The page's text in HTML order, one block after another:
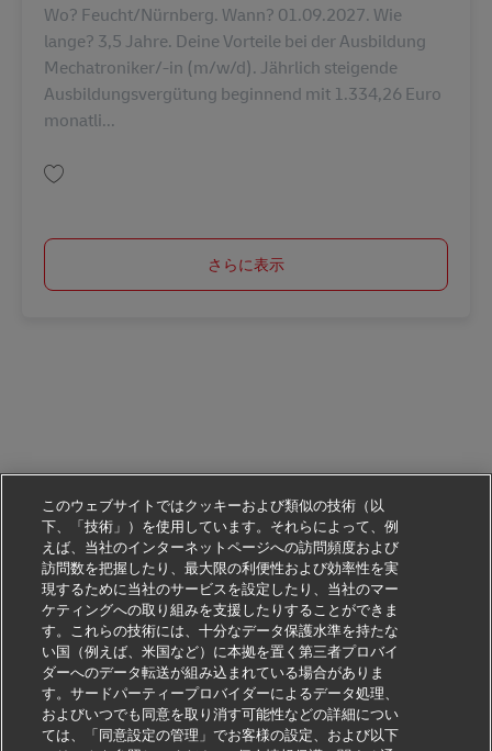
Wo? Feucht/Nürnberg. Wann? 01.09.2027. Wie
lange? 3,5 Jahre. Deine Vorteile bei der Ausbildung
Mechatroniker/-in (m/w/d). Jährlich steigende
Ausbildungsvergütung beginnend mit 1.334,26 Euro
monatli...
さらに表示
このウェブサイトではクッキーおよび類似の技術（以
下、「技術」）を使用しています。それらによって、例
えば、当社のインターネットページへの訪問頻度および
訪問数を把握したり、最大限の利便性および効率性を実
現するために当社のサービスを設定したり、当社のマー
ケティングへの取り組みを支援したりすることができま
す。これらの技術には、十分なデータ保護水準を持たな
い国（例えば、米国など）に本拠を置く第三者プロバイ
ダーへのデータ転送が組み込まれている場合がありま
す。サードパーティープロバイダーによるデータ処理、
およびいつでも同意を取り消す可能性などの詳細につい
ては、「同意設定の管理」でお客様の設定、および以下